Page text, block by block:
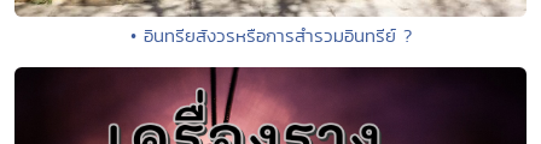
• อินทรียสังวรหรือการสำรวมอินทรีย์ ?